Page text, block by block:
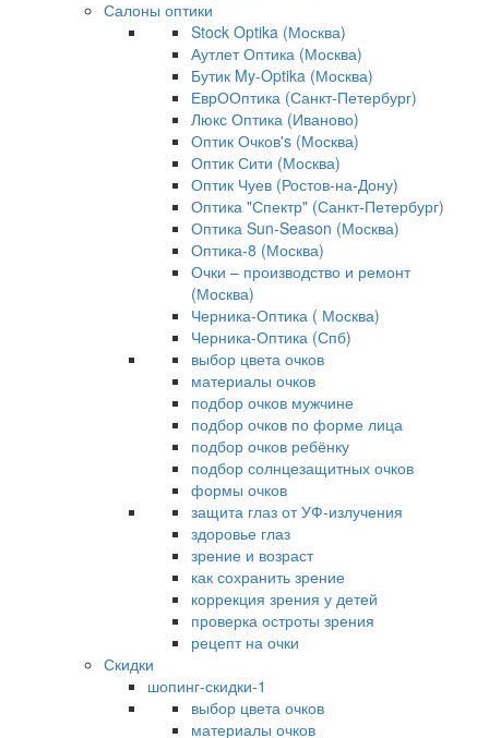
Салоны оптики
Stock Optika (Москва)
Аутлет Оптика (Москва)
Бутик My-Optika (Москва)
ЕврООптика (Санкт-Петербург)
Люкс Оптика (Иваново)
Оптик Очков's (Москва)
Оптик Сити (Москва)
Оптик Чуев (Ростов-на-Дону)
Оптика "Спектр" (Санкт-Петербург)
Оптика Sun-Season (Москва)
Оптика-8 (Москва)
Очки – производство и ремонт
(Москва)
Черника-Оптика ( Москва)
Черника-Оптика (Спб)
выбор цвета очков
материалы очков
подбор очков мужчине
подбор очков по форме лица
подбор очков ребёнку
подбор солнцезащитных очков
формы очков
защита глаз от УФ-излучения
здоровье глаз
зрение и возраст
как сохранить зрение
коррекция зрения у детей
проверка остроты зрения
рецепт на очки
Скидки
шопинг-скидки-1
выбор цвета очков
материалы очков